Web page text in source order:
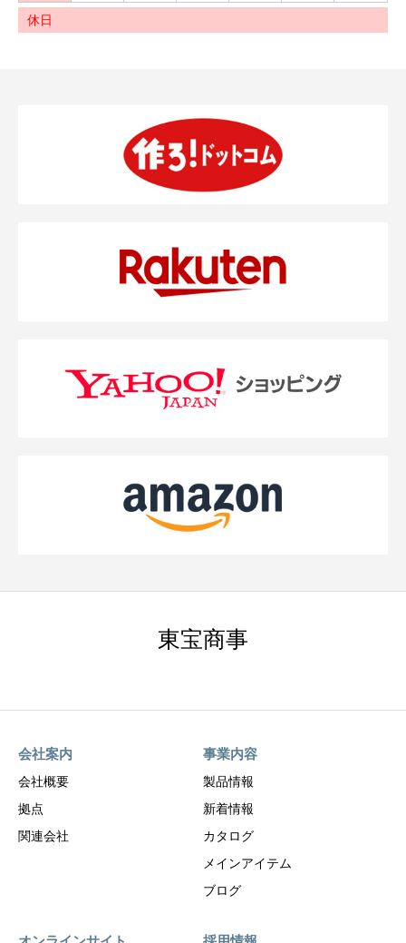
休日
東宝商事
会社案内
会社概要
拠点
関連会社
事業内容
製品情報
新着情報
カタログ
メインアイテム
ブログ